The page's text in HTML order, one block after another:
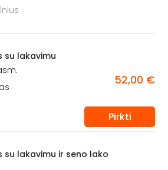
su lakavimu
52,00 €
Pirkti
su lakavimu ir seno lako